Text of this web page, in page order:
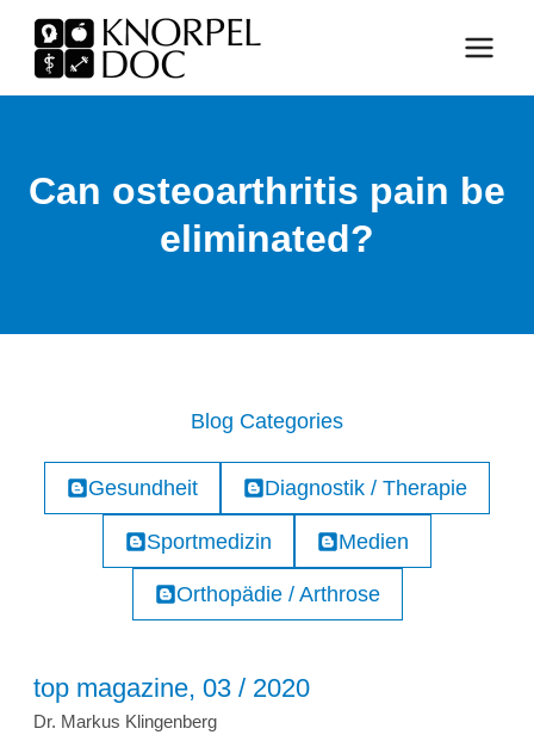
content
Can osteoarthritis pain be
eliminated?
Blog Categories
Gesundheit Diagnostik / Therapie
Sportmedizin Medien
Orthopädie / Arthrose
top magazine, 03 / 2020
Dr. Markus Klingenberg